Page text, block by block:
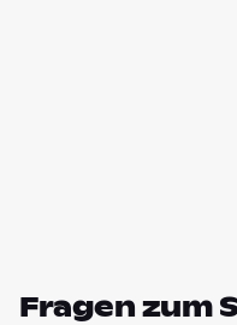
Fragen zum